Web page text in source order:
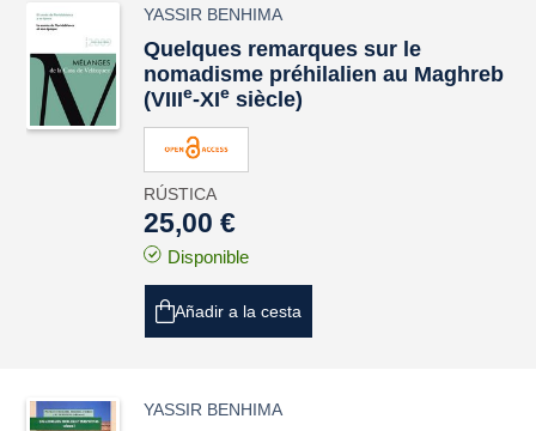
YASSIR BENHIMA
Quelques remarques sur le
nomadisme préhilalien au Maghreb
(VIIIe-XIe siècle)
RÚSTICA
25,00 €
Disponible
Añadir a la cesta
YASSIR BENHIMA